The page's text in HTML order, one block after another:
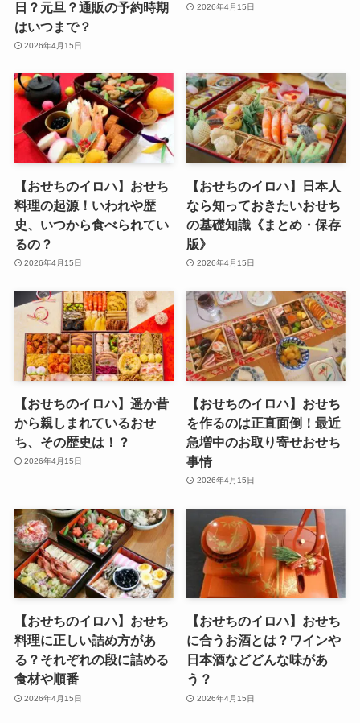
日？元旦？通販の予約時期
はいつまで？
2026年4月15日
2026年4月15日
【おせちのイロハ】おせち
料理の起源！いわれや歴
史、いつから食べられてい
るの？
2026年4月15日
【おせちのイロハ】日本人
なら知っておきたいおせち
の基礎知識《まとめ・保存
版》
2026年4月15日
【おせちのイロハ】遥か昔
から親しまれているおせ
ち、その歴史は！？
2026年4月15日
【おせちのイロハ】おせち
を作るのは正直面倒！最近
急増中のお取り寄せおせち
事情
2026年4月15日
【おせちのイロハ】おせち
料理に正しい詰め方があ
る？それぞれの段に詰める
食材や順番
2026年4月15日
【おせちのイロハ】おせち
に合うお酒とは？ワインや
日本酒などどんな味があ
う？
2026年4月15日